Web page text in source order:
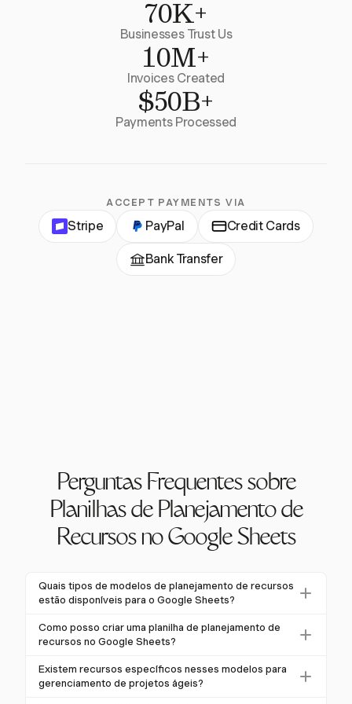
70K+
Businesses Trust Us
10M+
Invoices Created
$50B+
Payments Processed
ACCEPT PAYMENTS VIA
Stripe PayPal Credit Cards
Bank Transfer
Perguntas Frequentes sobre
Planilhas de Planejamento de
Recursos no Google Sheets
Quais tipos de modelos de planejamento de recursos
estão disponíveis para o Google Sheets?
O Google Sheets oferece vários modelos de
planejamento de recursos, incluindo aqueles para
rastreamento de orçamento. Esses modelos atendem
a diferentes necessidades, permitindo personalização
Como posso criar uma planilha de planejamento de
recursos no Google Sheets?
Para criar uma planilha de planejamento de recursos,
defina categorias de recursos, determine o intervalo
Existem recursos específicos nesses modelos para
gerenciamento de projetos ágeis?